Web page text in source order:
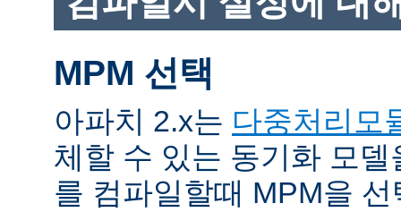
MPM 선택
아파치 2.x는 다중처리모
체할 수 있는 동기화 모
를 컴파일할때 MPM을